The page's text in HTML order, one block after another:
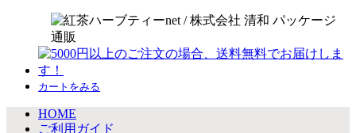
カートをみる
HOME
ご利用ガイド